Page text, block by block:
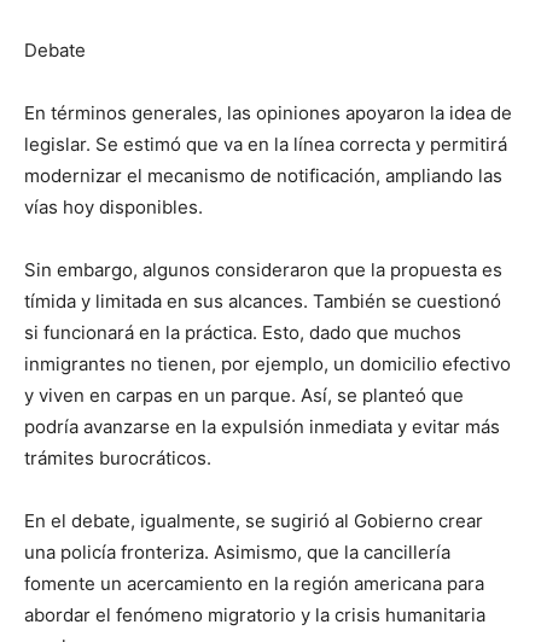
Debate
En términos generales, las opiniones apoyaron la idea de
legislar. Se estimó que va en la línea correcta y permitirá
modernizar el mecanismo de notificación, ampliando las
vías hoy disponibles.
Sin embargo, algunos consideraron que la propuesta es
tímida y limitada en sus alcances. También se cuestionó
si funcionará en la práctica. Esto, dado que muchos
inmigrantes no tienen, por ejemplo, un domicilio efectivo
y viven en carpas en un parque. Así, se planteó que
podría avanzarse en la expulsión inmediata y evitar más
trámites burocráticos.
En el debate, igualmente, se sugirió al Gobierno crear
una policía fronteriza. Asimismo, que la cancillería
fomente un acercamiento en la región americana para
abordar el fenómeno migratorio y la crisis humanitaria